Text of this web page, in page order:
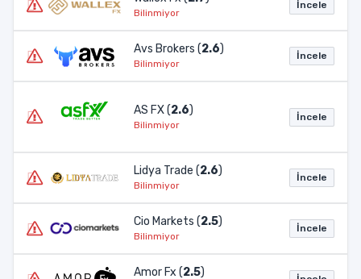
Bilinmiyor
İncele
Avs Brokers (2.6)
Bilinmiyor
İncele
AS FX (2.6)
Bilinmiyor
İncele
Lidya Trade (2.6)
Bilinmiyor
İncele
Cio Markets (2.5)
Bilinmiyor
İncele
Amor Fx (2.5)